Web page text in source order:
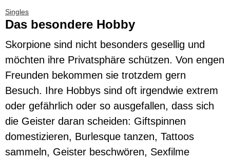
Singles
Das besondere Hobby
Skorpione sind nicht besonders gesellig und
möchten ihre Privatsphäre schützen. Von engen
Freunden bekommen sie trotzdem gern
Besuch. Ihre Hobbys sind oft irgendwie extrem
oder gefährlich oder so ausgefallen, dass sich
die Geister daran scheiden: Giftspinnen
domestizieren, Burlesque tanzen, Tattoos
sammeln, Geister beschwören, Sexfilme